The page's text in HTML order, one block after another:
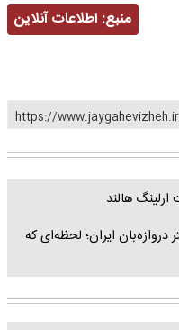
منبع: اطلاعات آنلاین
https://
هالند
ایران؛ لحظه‌ای که